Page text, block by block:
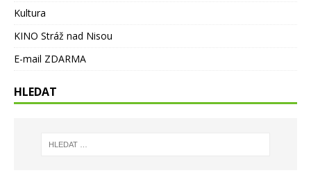
Kultura
KINO Stráž nad Nisou
E-mail ZDARMA
HLEDAT